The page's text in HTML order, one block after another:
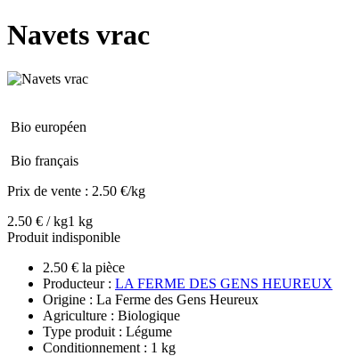
Navets vrac
Bio européen
Bio français
Prix de vente : 2.50 €/kg
2.50 € / kg1 kg
Produit indisponible
2.50 € la pièce
Producteur : LA FERME DES GENS HEUREUX
Origine : La Ferme des Gens Heureux
Agriculture : Biologique
Type produit : Légume
Conditionnement : 1 kg